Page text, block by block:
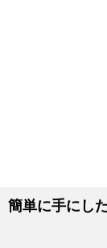
簡単に手にし